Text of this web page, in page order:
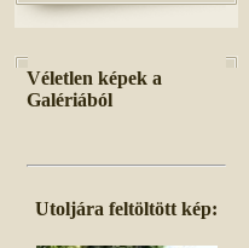
Véletlen képek a
Galériából
Utoljára feltöltött kép: